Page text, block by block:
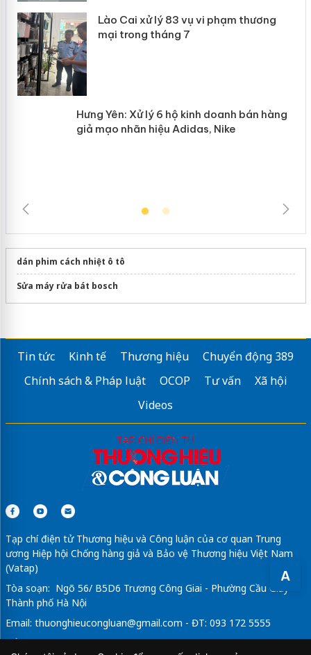
A
Lào Cai xử lý 83 vụ vi phạm thương
mại trong tháng 7
Hưng Yên: Xử lý 6 hộ kinh doanh bán
hàng giả mạo nhãn hiệu Adidas, Nike
dán phim cách nhiệt ô tô
Sửa máy rửa bát bosch
Tin tức Kinh tế Thương hiệu
Chuyển động 389
Chính sách & Pháp luật
OCOP Tư vấn
Xã hội
Videos
Tạp chí điện tử Thương hiệu và Công luận của cơ quan Trung
ương Hiệp hội Chống hàng giả và Bảo vệ Thương hiệu Việt Nam
(Vatap)
Tòa soạn: Ngõ 56/ B5D6 Trương Công Giai - Phường Cầu Giấy -
Thành phố Hà Nội
Email: thuonghieucongluan@gmail.com - ĐT: 093 172 5555
Tổng Biên Tập: Vũ Đức Thuận